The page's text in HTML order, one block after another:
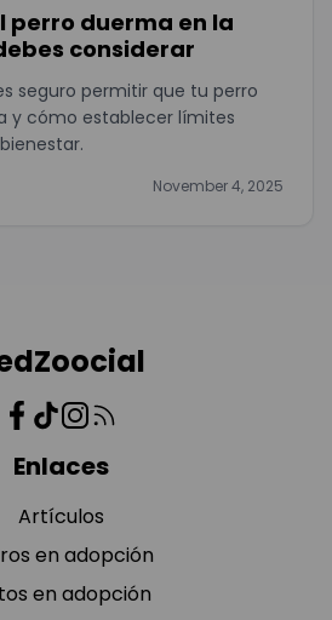
perro duerma en la
considerar
seguro permitir que tu perro
y cómo establecer límites
November 4, 2025
Enlaces
Artículos
en adopción
en adopción